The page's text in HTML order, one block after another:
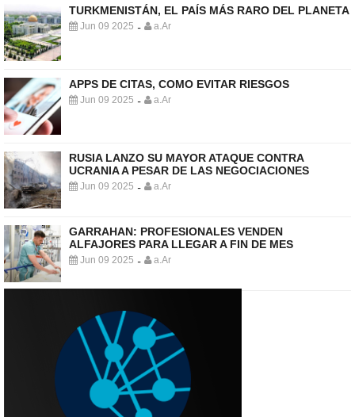
TURKMENISTÁN, EL PAÍS MÁS RARO DEL PLANETA
Jun 09 2025 - a.Ar
APPS DE CITAS, COMO EVITAR RIESGOS
Jun 09 2025 - a.Ar
RUSIA LANZO SU MAYOR ATAQUE CONTRA
UCRANIA A PESAR DE LAS NEGOCIACIONES
Jun 09 2025 - a.Ar
GARRAHAN: PROFESIONALES VENDEN
ALFAJORES PARA LLEGAR A FIN DE MES
Jun 09 2025 - a.Ar